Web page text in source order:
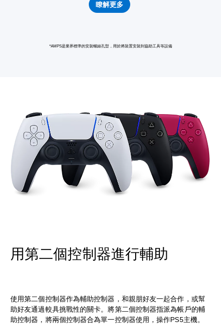
瞭解更多
*AMPS是業界標準的安裝螺絲孔型，用於將裝置安裝到協助工具等設備
用第二個控制器進行輔助
使用第二個控制器作為輔助控制器，和親朋好友一起合作，或幫
助好友通過較具挑戰性的關卡。將第二個控制器指派為帳戶的輔
助控制器，將兩個控制器合為單一控制器使用，操作PS5主機。